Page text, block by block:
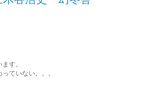
す。
ていない。。。